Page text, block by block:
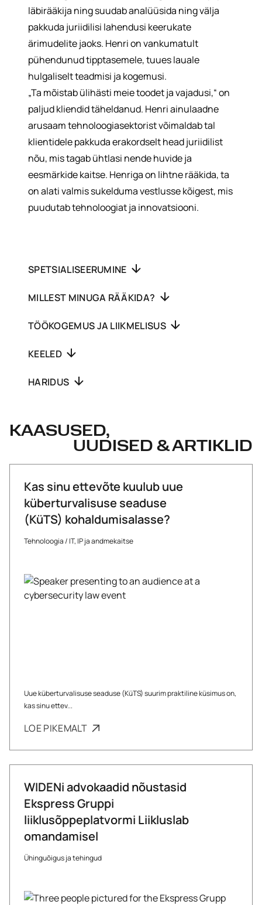
läbirääkija ning suudab analüüsida ning välja
pakkuda juriidilisi lahendusi keerukate
ärimudelite jaoks. Henri on vankumatult
pühendunud tipptasemele, tuues lauale
hulgaliselt teadmisi ja kogemusi.
„Ta mõistab ülihästi meie toodet ja vajadusi,“ on
paljud kliendid täheldanud. Henri ainulaadne
arusaam tehnoloogiasektorist võimaldab tal
klientidele pakkuda erakordselt head juriidilist
nõu, mis tagab ühtlasi nende huvide ja
eesmärkide kaitse. Henriga on lihtne rääkida, ta
on alati valmis sukelduma vestlusse kõigest, mis
puudutab tehnoloogiat ja innovatsiooni.
SPETSIALISEERUMINE
MILLEST MINUGA RÄÄKIDA?
TÖÖKOGEMUS JA LIIKMELISUS
KEELED
HARIDUS
KAASUSED,
UUDISED & ARTIKLID
Kas sinu ettevõte kuulub uue
küberturvalisuse seaduse
(KüTS) kohaldumisalasse?
Tehnoloogia/ IT, IP ja andmekaitse
Uue küberturvalisuse seaduse (KüTS) suurim praktiline küsimus on,
kas sinu ettev...
LOE PIKEMALT
WIDENi advokaadid nõustasid
Ekspress Gruppi
liiklusõppeplatvormi Liikluslab
omandamisel
Ühinguõigus ja tehingud